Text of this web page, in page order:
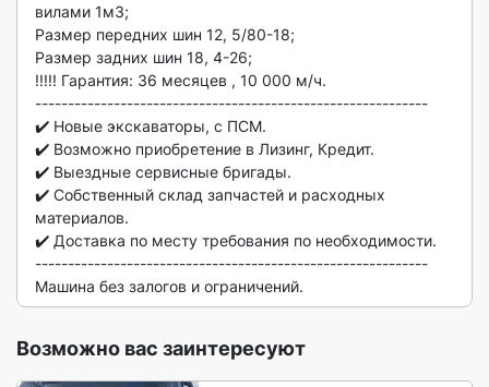
вилами 1м3;
Размер передних шин 12, 5/80-18;
Размер задних шин 18, 4-26;
!!!!! Гарантия: 36 месяцев , 10 000 м/ч.
------------------------------------------------------------
✔️ Новые экскаваторы, с ПСМ.
✔️ Возможно приобретение в Лизинг, Кредит.
✔️ Выездные сервисные бригады.
✔️ Собственный склад запчастей и расходных
материалов.
✔️ Доставка по месту требования по необходимости.
------------------------------------------------------------
Машина без залогов и ограничений.
Возможно вас заинтересуют